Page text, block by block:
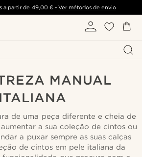
a partir de 49,00 €- Ver métodos de envio
MANUAL
ITALIANA
de uma peça diferente e cheia de
a sua coleção de cintos ou
a puxar sempre as suas calças
de cintos em pele italiana da